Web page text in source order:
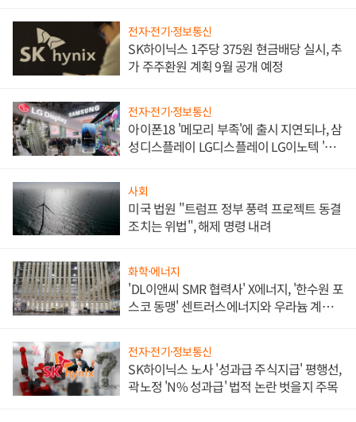
전자·전기·정보통신
SK하이닉스 1주당 375원 현금배당 실시, 추
가 주주환원 계획 9월 공개 예정
전자·전기·정보통신
아이폰18 '메모리 부족'에 출시 지연되나, 삼
성디스플레이 LG디스플레이 LG이노텍 '탈
사회
미국 법원 "트럼프 정부 풍력 프로젝트 동결
조치는 위법", 해제 명령 내려
화학·에너지
'DL이앤씨 SMR 협력사' X에너지, '한수원 포
스코 동맹' 센트러스에너지와 우라늄 계약
전자·전기·정보통신
SK하이닉스 노사 '성과급 주식지급' 평행선,
곽노정 'N% 성과급' 법적 논란 벗을지 주목